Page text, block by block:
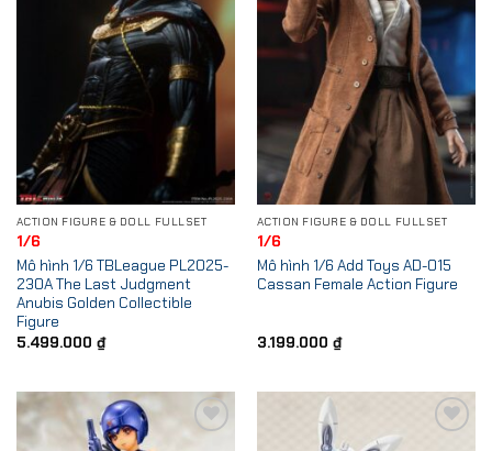
ACTION FIGURE & DOLL FULLSET
1/6
Mô hình 1/6 TBLeague PL2025-
230A The Last Judgment
Anubis Golden Collectible
Figure
5.499.000 ₫
ACTION FIGURE & DOLL FULLSET
1/6
Mô hình 1/6 Add Toys AD-015
Cassan Female Action Figure
3.199.000 ₫